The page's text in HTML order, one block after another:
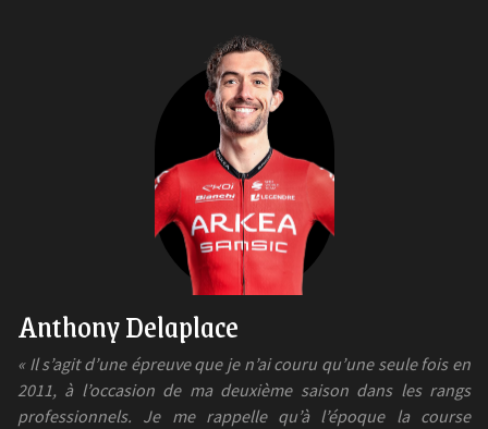
Anthony Delaplace
« Il s’agit d’une épreuve que je n’ai couru qu’une seule fois en
2011, à l’occasion de ma deuxième saison dans les rangs
professionnels. Je me rappelle qu’à l’époque la course